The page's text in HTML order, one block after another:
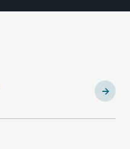
Sousa
(83)